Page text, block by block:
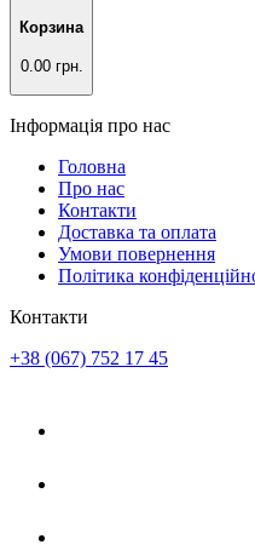
Корзина
0.00 грн.
Інформація про нас
Головна
Про нас
Контакти
Доставка та оплата
Умови повернення
Політика
Контакти
+38 (067) 752 17 45